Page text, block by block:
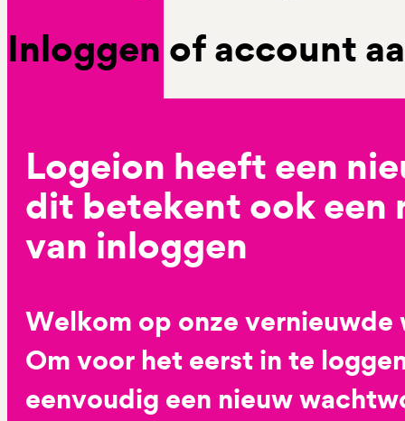
Inloggen of account
Logeion heeft een
dit betekent ook een
van inloggen
Welkom op onze vernieuwde
Om voor het eerst in te
eenvoudig een nieuw